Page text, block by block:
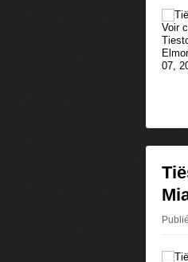
Voir
07,